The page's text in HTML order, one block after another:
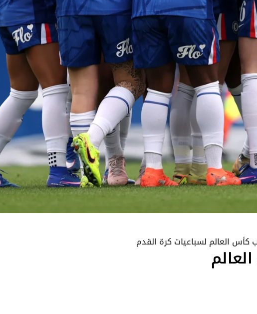
العالم لسباعيات كرة القدم